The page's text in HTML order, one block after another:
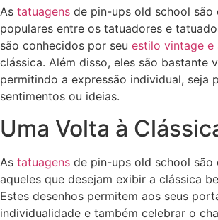
As tatuagens de pin-ups old school são
populares entre os tatuadores e
são conhecidos por seu estilo vintage e
clássica. Além disso, eles são bastante
permitindo a expressão individual, seja
sentimentos ou ideias.
Uma Volta à
As tatuagens de pin-ups old school são
aqueles que desejam exibir a clássica
Estes desenhos permitem aos seus
individualidade e também celebrar o